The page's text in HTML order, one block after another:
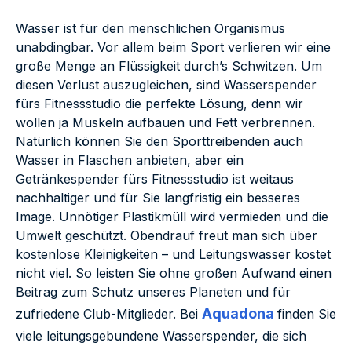
Wasser ist für den menschlichen Organismus
unabdingbar. Vor allem beim Sport verlieren wir eine
große Menge an Flüssigkeit durch’s Schwitzen. Um
diesen Verlust auszugleichen, sind Wasserspender
fürs Fitnessstudio die perfekte Lösung, denn wir
wollen ja Muskeln aufbauen und Fett verbrennen.
Natürlich können Sie den Sporttreibenden auch
Wasser in Flaschen anbieten, aber ein
Getränkespender fürs Fitnessstudio ist weitaus
nachhaltiger und für Sie langfristig ein besseres
Image. Unnötiger Plastikmüll wird vermieden und die
Umwelt geschützt. Obendrauf freut man sich über
kostenlose Kleinigkeiten – und Leitungswasser kostet
nicht viel. So leisten Sie ohne großen Aufwand einen
Beitrag zum Schutz unseres Planeten und für
zufriedene Club-Mitglieder. Bei Aquadona finden Sie
viele leitungsgebundene Wasserspender, die sich